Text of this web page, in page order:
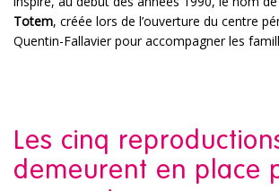
Totem, créée lors de l’ouverture du centre
Quentin-Fallavier pour accompagner les
Les cinq
demeurent en place